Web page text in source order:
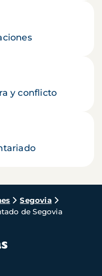
y conflicto
Segovia
de Segovia